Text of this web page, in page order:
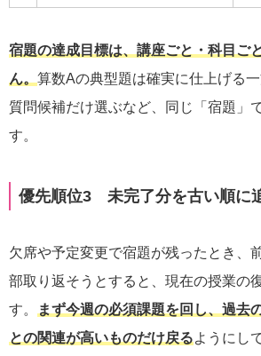
宿題の達成目標は、講座ごと・科目ご
ん。 算数Aの典型題は確実に仕上げる
質問候補だけ選ぶなど、同じ「宿題」
す。
優先順位3 未完了分を古い順に
欠席や予定変更で宿題が残ったとき、
部取り返そうとすると、現在の授業の
す。
まず今週の必須課題を回し、過去
との関連が高いものだけ戻るようにし